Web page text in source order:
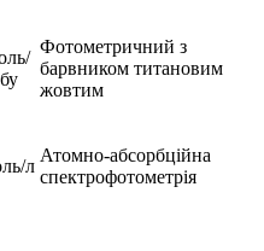
Фотометричний з
барвником титановим
жовтим
л
Атомно-абсорбційна
спектрофотометрія